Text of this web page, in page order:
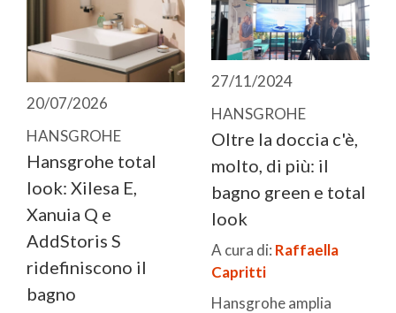
20/07/2026
HANSGROHE
Hansgrohe total
look: Xilesa E,
Xanuia Q e
AddStoris S
ridefiniscono il
bagno
27/11/2024
HANSGROHE
Oltre la doccia c'è,
molto, di più: il
bagno green e total
look
A cura di: Raffaella
Capritti
Hansgrohe amplia